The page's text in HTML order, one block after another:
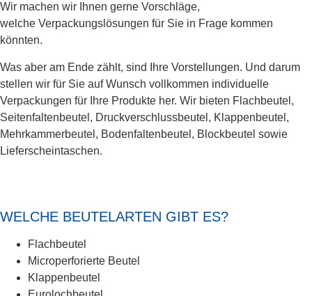
Wir machen wir Ihnen gerne Vorschläge,
welche Verpackungslösungen für Sie in Frage kommen
könnten.
Was aber am Ende zählt, sind Ihre Vorstellungen. Und darum
stellen wir für Sie auf Wunsch vollkommen individuelle
Verpackungen für Ihre Produkte her. Wir bieten Flachbeutel,
Seitenfaltenbeutel, Druckverschlussbeutel, Klappenbeutel,
Mehrkammerbeutel, Bodenfaltenbeutel, Blockbeutel sowie
Lieferscheintaschen.
WELCHE BEUTELARTEN GIBT ES?
Flachbeutel
Microperforierte Beutel
Klappenbeutel